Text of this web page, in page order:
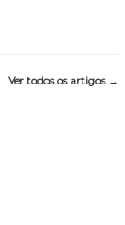
Ver todos os artigos →